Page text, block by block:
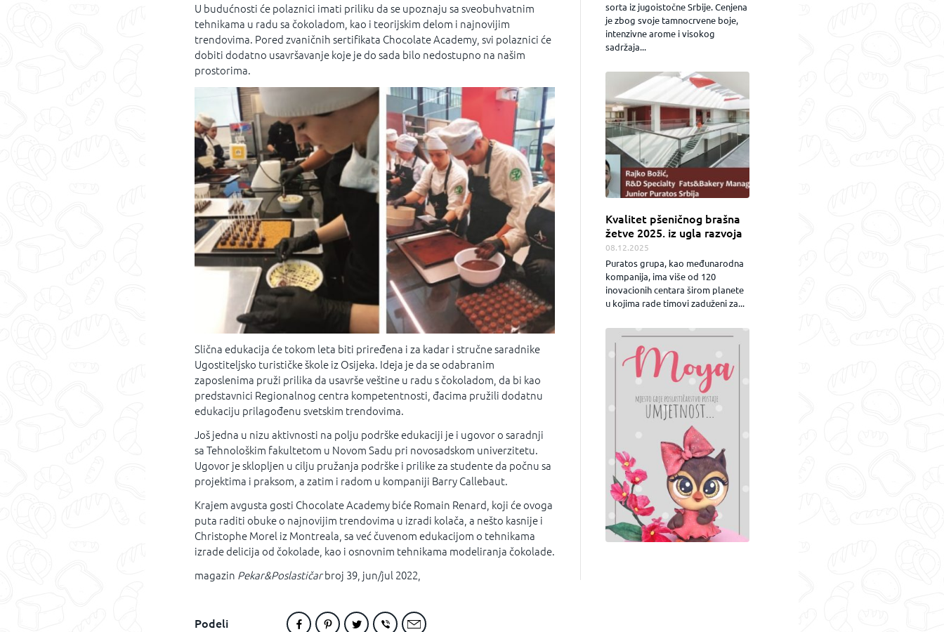
U budućnosti će polaznici imati priliku da se upoznaju sa sveobuhvatnim
tehnikama u radu sa čokoladom, kao i teorijskim delom i najnovijim
trendovima. Pored zvaničnih sertiﬁkata Chocolate Academy, svi polaznici će
dobiti dodatno usavršavanje koje je do sada bilo nedostupno na našim
prostorima.
Slična edukacija će tokom leta biti priređena i za kadar i stručne saradnike
Ugostiteljsko turističke škole iz Osijeka. Ideja je da se odabranim
zaposlenima pruži prilika da usavrše veštine u radu s čokoladom, da bi kao
predstavnici Regionalnog centra kompetentnosti, đacima pružili dodatnu
edukaciju prilagođenu svetskim trendovima.
Još jedna u nizu aktivnosti na polju podrške edukaciji je i ugovor o saradnji
sa Tehnološkim fakultetom u Novom Sadu pri novosadskom univerzitetu.
Ugovor je sklopljen u cilju pružanja podrške i prilike za studente da počnu sa
projektima i praksom, a zatim i radom u kompaniji Barry Callebaut.
Krajem avgusta gosti Chocolate Academy biće Romain Renard, koji će ovoga
puta raditi obuke o najnovijim trendovima u izradi kolača, a nešto kasnije i
Christophe Morel iz Montreala, sa već čuvenom edukacijom o tehnikama
izrade delicija od čokolade, kao i osnovnim tehnikama modeliranja čokolade.
magazin Pekar&Poslastičarbroj 39, jun/jul 2022,
Podeli
sorta iz jugoistočne Srbije. Cenjena
je zbog svoje tamnocrvene boje,
intenzivne arome i visokog
sadržaja...
Kvalitet pšeničnog brašna
žetve 2025. iz ugla razvoja
08.12.2025
Puratos grupa, kao međunarodna
kompanija, ima više od 120
inovacionih centara širom planete
u kojima rade timovi zaduženi za...